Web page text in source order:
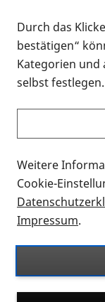
Vorlesen
Alle
Formaten an
Sie möchten
suchen und
können?
Thema
für blinde und
Auf dieser Seite
Ort. Nutzen Sie
nach Flyern
suchen. Die
Durch das
bestätigen“
Kategorien und
selbst festlegen.
Weitere
Cookie-
Impressum.